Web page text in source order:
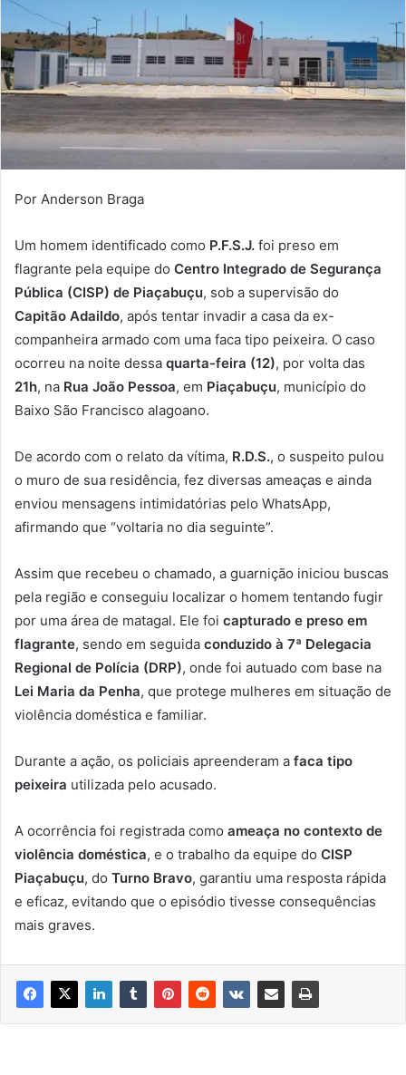
Por Anderson Braga
Um homem identificado como P.F.S.J. foi preso em
flagrante pela equipe do Centro Integrado de Segurança
Pública (CISP) de Piaçabuçu, sob a supervisão do
Capitão Adaildo, após tentar invadir a casa da ex-
companheira armado com uma faca tipo peixeira. O caso
ocorreu na noite dessa quarta-feira (12), por volta das
21h, na Rua João Pessoa, em Piaçabuçu, município do
Baixo São Francisco alagoano.
De acordo com o relato da vítima, R.D.S., o suspeito pulou
o muro de sua residência, fez diversas ameaças e ainda
enviou mensagens intimidatórias pelo WhatsApp,
afirmando que “voltaria no dia seguinte”.
Assim que recebeu o chamado, a guarnição iniciou buscas
pela região e conseguiu localizar o homem tentando fugir
por uma área de matagal. Ele foi capturado e preso em
flagrante, sendo em seguida conduzido à 7ª Delegacia
Regional de Polícia (DRP), onde foi autuado com base na
Lei Maria da Penha, que protege mulheres em situação de
violência doméstica e familiar.
Durante a ação, os policiais apreenderam a faca tipo
peixeira utilizada pelo acusado.
A ocorrência foi registrada como ameaça no contexto de
violência doméstica, e o trabalho da equipe do CISP
Piaçabuçu, do Turno Bravo, garantiu uma resposta rápida
e eficaz, evitando que o episódio tivesse consequências
mais graves.